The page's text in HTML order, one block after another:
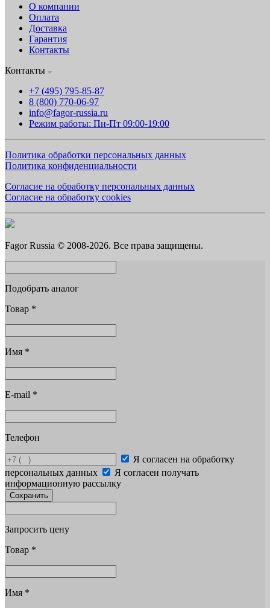
О компании
Оплата
Доставка
Гарантия
Контакты
Контакты
+7 (495) 795-85-87
8 (800) 770-06-97
info@fagor-russia.ru
Режим работы: Пн-Пт 09:00-19:00
Политика обработки персональных данных
Политика конфиденциальности
Согласие на обработку персональных данных
Согласие на обработку cookies
Fagor Russia © 2008-2026. Все права защищены.
Подобрать аналог
Товар *
Имя *
E-mail *
Телефон
Я согласен на обработку
персональных данных
Я согласен получать
информационную рассылку
Сохранить
Запросить цену
Товар *
Имя *